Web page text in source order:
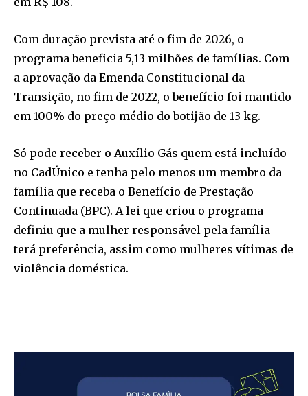
Com duração prevista até o fim de 2026, o
programa beneficia 5,13 milhões de famílias. Com
a aprovação da Emenda Constitucional da
Transição, no fim de 2022, o benefício foi mantido
em 100% do preço médio do botijão de 13 kg.
Só pode receber o Auxílio Gás quem está incluído
no CadÚnico e tenha pelo menos um membro da
família que receba o Benefício de Prestação
Continuada (BPC). A lei que criou o programa
definiu que a mulher responsável pela família
terá preferência, assim como mulheres vítimas de
violência doméstica.